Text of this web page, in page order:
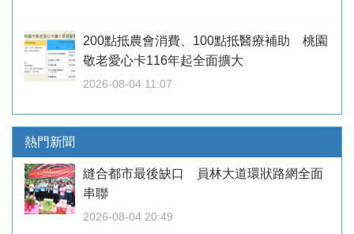
200點抵農會消費、100點抵醫療補助 桃園
敬老愛心卡116年起全面擴大
2026-08-04 11:07
熱門新聞
縫合都市最後缺口 員林大道環狀路網全面
串聯
2026-08-04 20:49